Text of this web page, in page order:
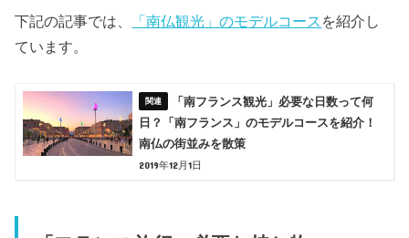
下記の記事では、 「南仏観光」のモデルコース を紹介し
ています。
「南フランス観光」必要な日数って何
日？「南フランス」のモデルコースを紹介！
南仏の街並みを散策
2019年12月1日